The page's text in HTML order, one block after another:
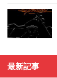
最新記事